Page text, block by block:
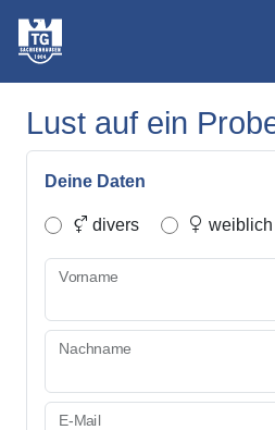
Lust auf ein
Deine Daten
divers weiblich
Vorname
Nachname
E-Mail